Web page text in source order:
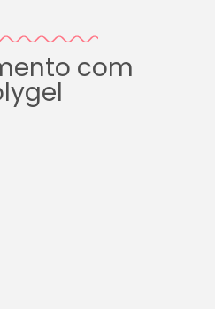
com